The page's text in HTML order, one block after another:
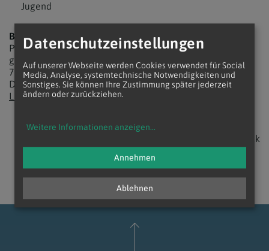
Jugend
Bildung im digitalen Wandel
Perspektiven und Chancen für ein gutes Miteinander, für
gelingendes Leben.
70 Jahre Erwachsenenbildung in Großrußbach,
Donnerstag, 23. Februar 2023 um 18:30
Live oder online - zur Anmeldung
zurück
Datenschutzeinstellungen
Auf unserer Webseite werden Cookies verwendet für Social
Media, Analyse, systemtechnische Notwendigkeiten und
Sonstiges. Sie können Ihre Zustimmung später jederzeit
ändern oder zurückziehen.
Weitere Informationen anzeigen...
Ablehnen
Annehmen